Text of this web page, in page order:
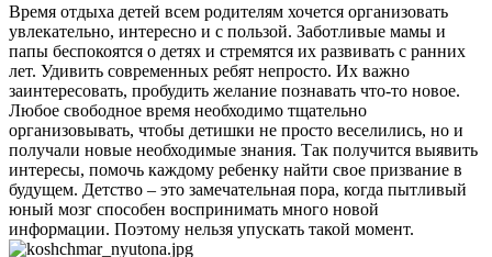
Время отдыха детей всем родителям хочется организовать
увлекательно, интересно и с пользой. Заботливые мамы и
папы беспокоятся о детях и стремятся их развивать с ранних
лет. Удивить современных ребят непросто. Их важно
заинтересовать, пробудить желание познавать что-то новое.
Любое свободное время необходимо тщательно
организовывать, чтобы детишки не просто веселились, но и
получали новые необходимые знания. Так получится выявить
интересы, помочь каждому ребенку найти свое призвание в
будущем. Детство – это замечательная пора, когда пытливый
юный мозг способен воспринимать много новой
информации. Поэтому нельзя упускать такой момент.